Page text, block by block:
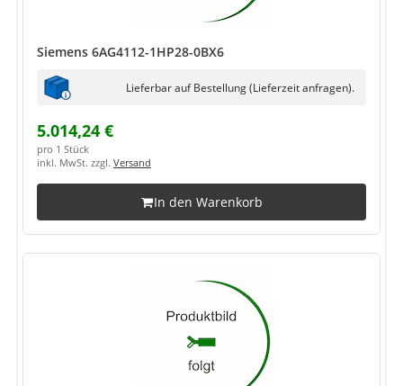
Siemens 6AG4112-1HP28-0BX6
Lieferbar auf Bestellung (Lieferzeit anfragen).
5.014,24 €
pro 1 Stück
inkl. MwSt. zzgl. Versand
In den Warenkorb